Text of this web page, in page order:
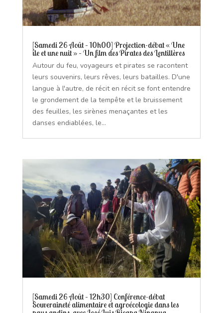
[Samedi 26 Août – 10h00] Projection-débat « Une
île et une nuit » – Un film des Pirates des Lentillères
Autour du feu, voyageurs et pirates se racontent
leurs souvenirs, leurs rêves, leurs batailles. D'une
langue à l'autre, de récit en récit se font entendre
le grondement de la tempête et le bruissement
des feuilles, les sirènes menaçantes et les
danses endiablées, le...
[Samedi 26 Août – 12h30] Conférence-débat
Souveraineté alimentaire et agroécologie dans les